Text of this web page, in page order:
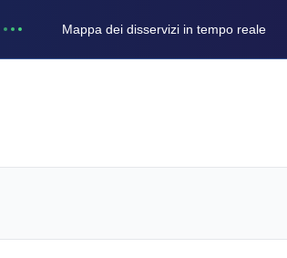
Mappa dei disservizi in tempo reale